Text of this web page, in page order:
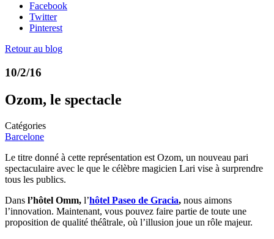
Facebook
Twitter
Pinterest
Retour au blog
10/2/16
Ozom, le spectacle
Catégories
Barcelone
Le titre donné à cette représentation est Ozom, un nouveau pari
spectaculaire avec le que le célèbre magicien Lari vise à surprendre
tous les publics.
Dans l’hôtel Omm, l’hôtel Paseo de Gracia, nous aimons
l’innovation. Maintenant, vous pouvez faire partie de toute une
proposition de qualité théâtrale, où l’illusion joue un rôle majeur.